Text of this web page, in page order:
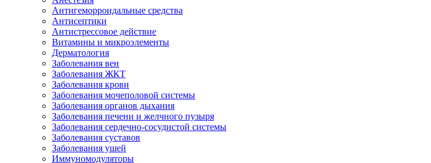
Антигеморроидальные средства
Антисептики
Антистрессовое действие
Витамины и микроэлементы
Дерматология
Заболевания вен
Заболевания ЖКТ
Заболевания крови
Заболевания мочеполовой системы
Заболевания органов дыхания
Заболевания печени и желчного пузыря
Заболевания сердечно-сосудистой системы
Заболевания суставов
Заболевания ушей
Иммуномодуляторы